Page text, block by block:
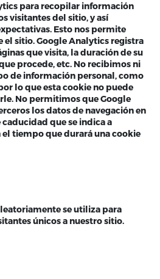
para recopilar información
visitantes del sitio, y así
Esto nos permite
sitio. Google Analytics registra
que visita, la duración de su
procede, etc. No recibimos ni
de información personal, como
lo que esta cookie no puede
No permitimos que Google
los datos de navegación en
que se indica a
tiempo que durará una cookie
se utiliza para
únicos a nuestro sitio.